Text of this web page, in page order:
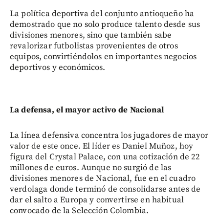
La política deportiva del conjunto antioqueño ha
demostrado que no solo produce talento desde sus
divisiones menores, sino que también sabe
revalorizar futbolistas provenientes de otros
equipos, convirtiéndolos en importantes negocios
deportivos y económicos.
La defensa, el mayor activo de Nacional
La línea defensiva concentra los jugadores de mayor
valor de este once. El líder es Daniel Muñoz, hoy
figura del Crystal Palace, con una cotización de 22
millones de euros. Aunque no surgió de las
divisiones menores de Nacional, fue en el cuadro
verdolaga donde terminó de consolidarse antes de
dar el salto a Europa y convertirse en habitual
convocado de la Selección Colombia.